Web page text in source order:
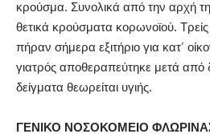
κρούσμα. Συνολικά από την αρχή
θετικά κρούσματα κορωνοϊού.
πήραν σήμερα εξιτήριο για κατ’
γιατρός αποθεραπεύτηκε μετά από
δείγματα θεωρείται υγιής.
ΓΕΝΙΚΟ ΝΟΣΟΚΟΜΕΙΟ